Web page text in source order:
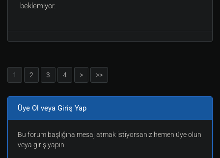
beklemiyor.
1 2 3 4 > >>
Üye Ol veya Giriş Yap
Bu forum başlığına mesaj atmak istiyorsanız hemen üye olun
veya giriş yapın.